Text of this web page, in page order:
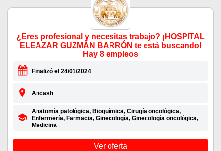
¿Eres profesional y necesitas trabajo? ¡HOSPITAL
ELEAZAR GUZMÁN BARRÓN te está buscando!
Hay 8 empleos
Finalizó el 24/01/2024
Ancash
Anatomía patológica, Bioquímica, Cirugía oncológica,
Enfermería, Farmacia, Ginecología, Ginecología oncológica,
Medicina
Ver oferta